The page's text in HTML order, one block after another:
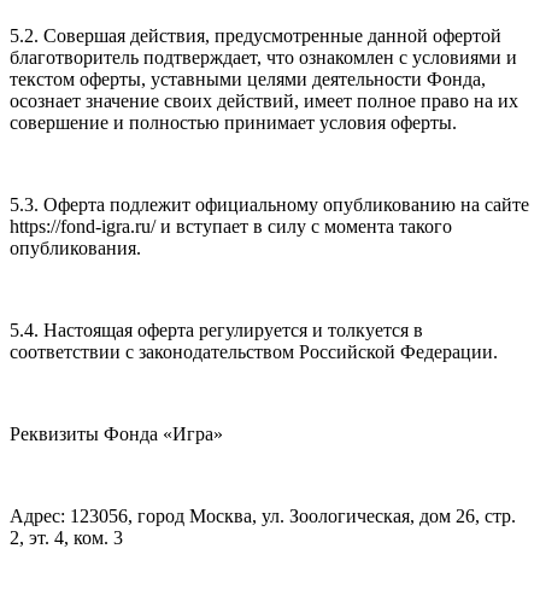
5.2. Совершая действия, предусмотренные данной офертой
благотворитель подтверждает, что ознакомлен с условиями и
текстом оферты, уставными целями деятельности Фонда,
осознает значение своих действий, имеет полное право на их
совершение и полностью принимает условия оферты.
5.3. Оферта подлежит официальному опубликованию на сайте
https://fond-igra.ru/ и вступает в силу с момента такого
опубликования.
5.4. Настоящая оферта регулируется и толкуется в
соответствии с законодательством Российской Федерации.
Реквизиты Фонда «Игра»
Адрес: 123056, город Москва, ул. Зоологическая, дом 26, стр.
2, эт. 4, ком. 3